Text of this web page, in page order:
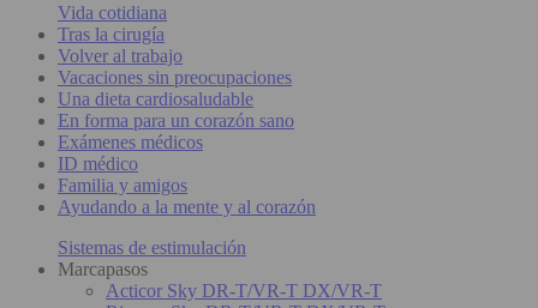
Vida cotidiana
Tras la cirugía
Volver al trabajo
Vacaciones sin preocupaciones
Una dieta cardiosaludable
En forma para un corazón sano
Exámenes médicos
ID médico
Familia y amigos
Ayudando a la mente y al corazón
Sistemas de estimulación
Marcapasos
Acticor Sky DR-T/VR-T DX/VR-T